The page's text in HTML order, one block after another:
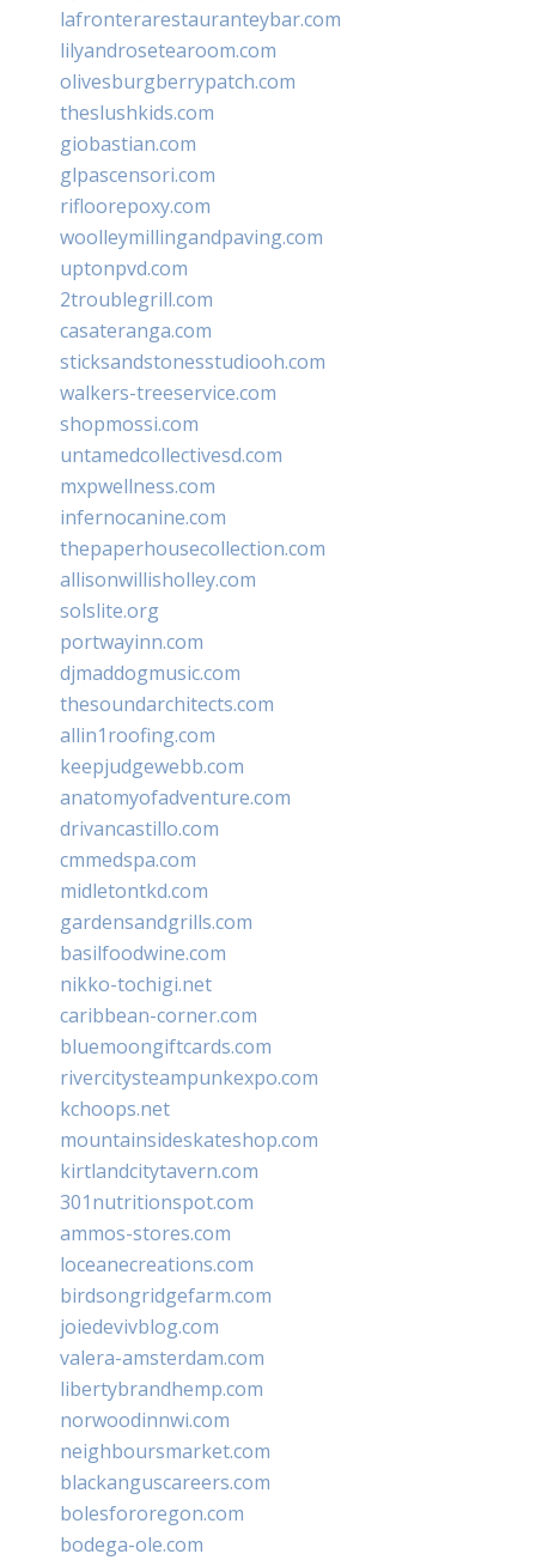
lafronterarestauranteybar.com
lilyandrosetearoom.com
olivesburgberrypatch.com
theslushkids.com
giobastian.com
glpascensori.com
rifloorepoxy.com
woolleymillingandpaving.com
uptonpvd.com
2troublegrill.com
casateranga.com
sticksandstonesstudiooh.com
walkers-treeservice.com
shopmossi.com
untamedcollectivesd.com
mxpwellness.com
infernocanine.com
thepaperhousecollection.com
allisonwillisholley.com
solslite.org
portwayinn.com
djmaddogmusic.com
thesoundarchitects.com
allin1roofing.com
keepjudgewebb.com
anatomyofadventure.com
drivancastillo.com
cmmedspa.com
midletontkd.com
gardensandgrills.com
basilfoodwine.com
nikko-tochigi.net
caribbean-corner.com
bluemoongiftcards.com
rivercitysteampunkexpo.com
kchoops.net
mountainsideskateshop.com
kirtlandcitytavern.com
301nutritionspot.com
ammos-stores.com
loceanecreations.com
birdsongridgefarm.com
joiedevivblog.com
valera-amsterdam.com
libertybrandhemp.com
norwoodinnwi.com
neighboursmarket.com
blackanguscareers.com
bolesfororegon.com
bodega-ole.com